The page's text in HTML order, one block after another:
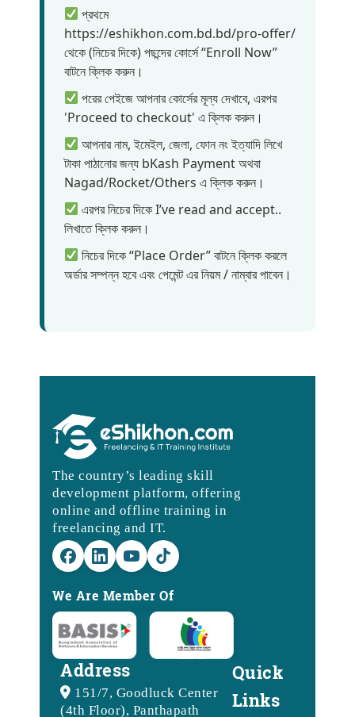
প্রথমে
https://eshikhon.com.bd.bd/pro-offer/
থেকে (নিচের দিকে) পছন্দের কোর্সে “Enroll Now”
বাটনে ক্লিক করুন।
পরের পেইজে আপনার কোর্সের মূল্য দেখাবে, এরপর
'Proceed to checkout' এ ক্লিক করুন।
আপনার নাম, ইমেইল, জেলা, ফোন নং ইত্যাদি লিখে
টাকা পাঠানোর জন্য bKash Payment অথবা
Nagad/Rocket/Others এ ক্লিক করুন।
এরপর নিচের দিকে I’ve read and accept..
লিখাতে ক্লিক করুন।
নিচের দিকে “Place Order” বাটনে ক্লিক করলে
অর্ডার সম্পন্ন হবে এবং পেমেন্ট এর নিয়ম / নাম্বার পাবেন।
The country’s leading skill
development platform, offering
online and offline training in
freelancing and IT.
We Are Member Of
Address
151/7, Goodluck Center
(4th Floor), Panthapath
Quick
Links